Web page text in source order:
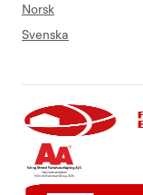
Norsk
Svenska